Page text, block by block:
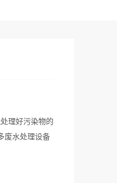
理好污染物的
废水处理设备